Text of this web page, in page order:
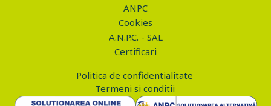
ANPC
Cookies
A.N.P.C. - SAL
Certificari
Politica de confidentialitate
Termeni si conditii